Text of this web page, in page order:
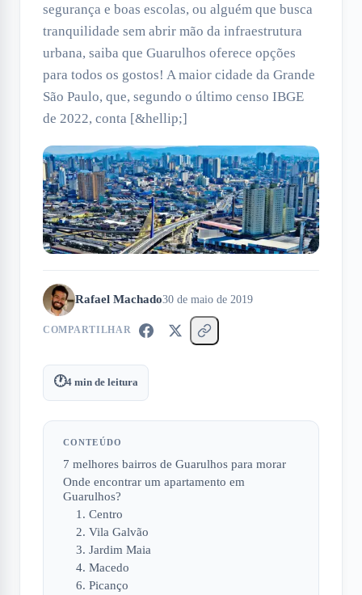
segurança e boas escolas, ou alguém que busca
tranquilidade sem abrir mão da infraestrutura
urbana, saiba que Guarulhos oferece opções
para todos os gostos! A maior cidade da Grande
São Paulo, que, segundo o último censo IBGE
de 2022, conta [&hellip;]
Rafael Machado30 de maio de 2019
COMPARTILHAR
🕐4 min de leitura
CONTEÚDO
7 melhores bairros de Guarulhos para morar
Onde encontrar um apartamento em
Guarulhos?
1. Centro
2. Vila Galvão
3. Jardim Maia
4. Macedo
6. Picanço